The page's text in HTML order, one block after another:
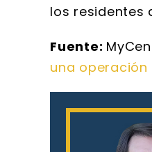
los residentes
Fuente:
una